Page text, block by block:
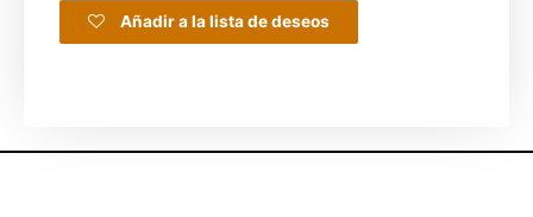
Añadir a la lista de deseos